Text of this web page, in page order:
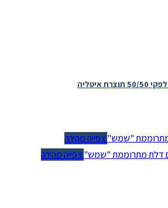
איטליה
צפייה מהירה
צפייה מהירה